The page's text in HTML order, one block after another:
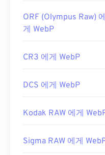
ORF (Olympus Raw) 에
게 WebP
CR3 에게 WebP
DCS 에게 WebP
Kodak RAW 에게
Sigma RAW 에게